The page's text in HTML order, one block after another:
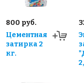
800 руб.
Цементная
затирка 2
кг.